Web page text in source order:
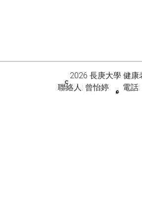
2026 長庚大學 健
聯絡人: 曾怡婷
電話